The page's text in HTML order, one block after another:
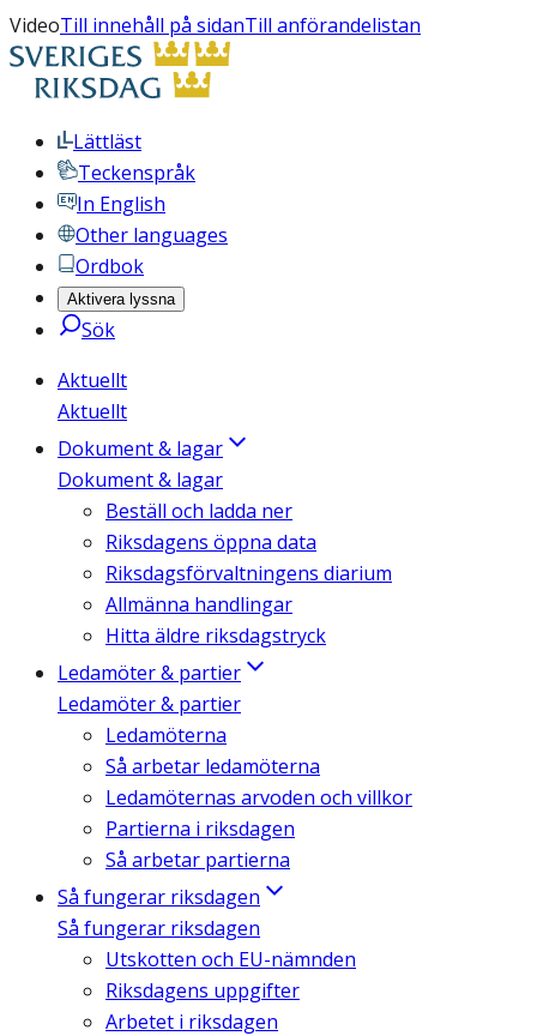
VideoTill innehåll på sidanTill anförandelistan
Lättläst
Teckenspråk
In English
Other languages
Ordbok
Aktivera lyssna
Sök
Aktuellt
Aktuellt
Dokument & lagar
Dokument & lagar
Beställ och ladda ner
Riksdagens öppna data
Riksdagsförvaltningens diarium
Allmänna handlingar
Hitta äldre riksdagstryck
Ledamöter & partier
Ledamöter & partier
Ledamöterna
Så arbetar ledamöterna
Ledamöternas arvoden och villkor
Partierna i riksdagen
Så arbetar partierna
Så fungerar riksdagen
Så fungerar riksdagen
Utskotten och EU-nämnden
Riksdagens uppgifter
Arbetet i riksdagen